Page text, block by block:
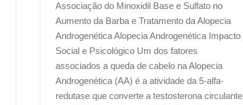
Associação do Minoxidil Base e Sulfato no
Aumento da Barba e Tratamento da Alopecia
Androgenética Alopecia Androgenética Impacto
Social e Psicológico Um dos fatores
associados a queda de cabelo na Alopecia
Androgenética (AA) é a atividade da 5-alfa-
redutase que converte a testosterona circulante